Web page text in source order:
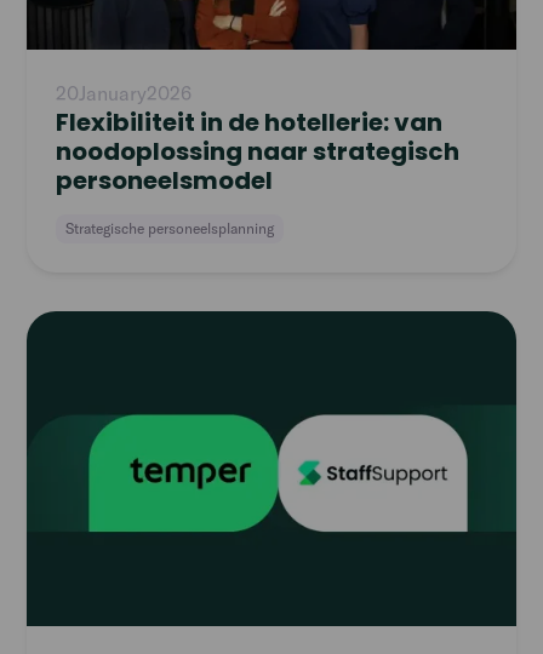
20January2026
Flexibiliteit in de hotellerie: van
noodoplossing naar strategisch
personeelsmodel
Strategische personeelsplanning
Read